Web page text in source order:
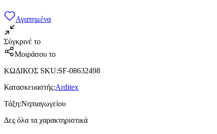
Αγαπημένα
Σύγκρινέ το
Μοιράσου το
ΚΩΔΙΚΟΣ SKU:SF-08632498
Κατασκευαστής:Arditex
Τάξη:Νηπιαγωγείου
Δες όλα τα χαρακτηριστικά